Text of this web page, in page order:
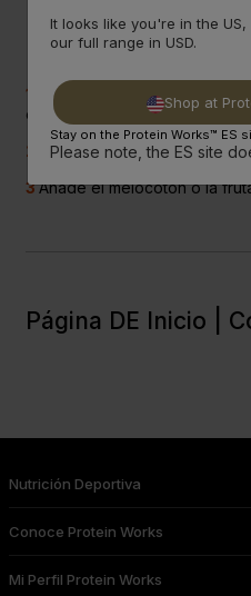
Preparación
1
Mezcla todo en un bol
en jarritas para desayunar.
2
Deja en el frigorífico toda la
3Añade el melocotón o la
Página DE Inicio |
Nutrición Deportiva
Conoce Protein Works
Mi Perfil Protein Works
It looks like you're in the
our full range in USD.
Shop at
Stay on the Protein Works™ ES
Please note, the ES site